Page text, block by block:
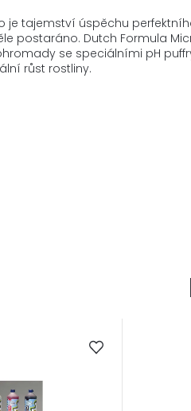
je tajemství úspěchu
postaráno. Dutch Formula
se speciálními pH
růst rostliny.